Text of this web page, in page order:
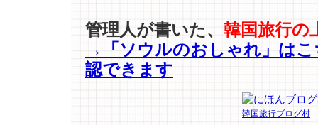
ァ
ン】”ブ
ク
ル
管理人が書いた、 韓国旅行の
→「ソウルのおしゃれ」はこ
認できます
韓国旅行ブログ村